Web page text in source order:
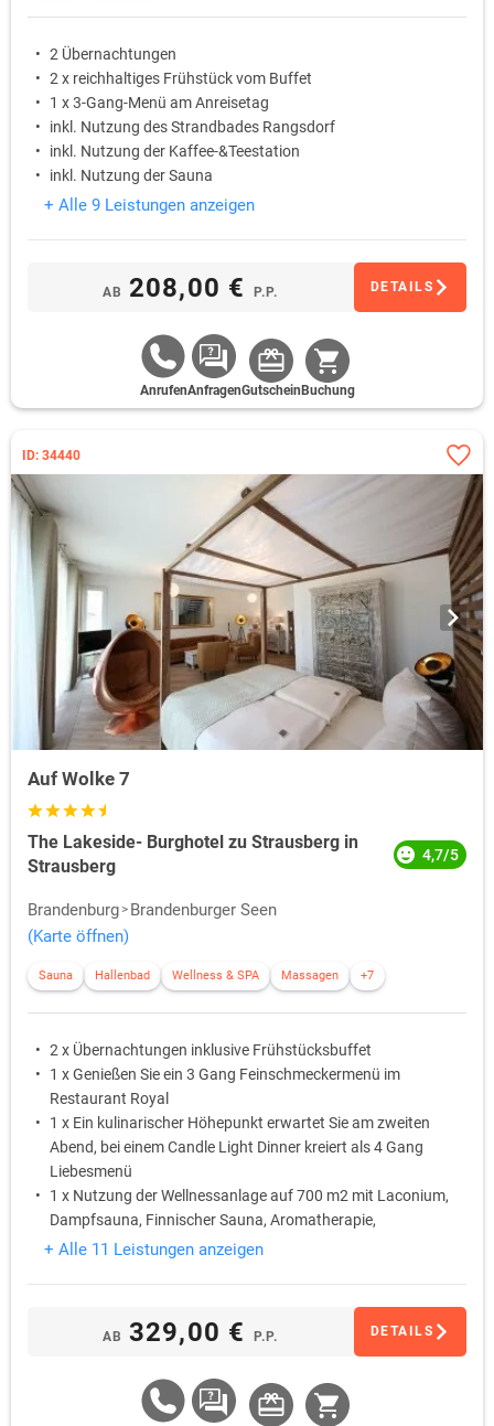
2 Übernachtungen
2 x reichhaltiges Frühstück vom Buffet
1 x 3-Gang-Menü am Anreisetag
inkl. Nutzung des Strandbades Rangsdorf
inkl. Nutzung der Kaffee-&Teestation
inkl. Nutzung der Sauna
+ Alle 9 Leistungen anzeigen
AB 208,00 € P.P. DETAILS
AnrufenAnfragenGutschein Buchung
ID: 34440
Auf Wolke 7
The Lakeside- Burghotel zu Strausberg in
Strausberg
4,7/5
Brandenburg
Brandenburger Seen
(Karte öffnen)
Sauna Hallenbad Wellness & SPA Massagen +7
2 x Übernachtungen inklusive Frühstücksbuffet
1 x Genießen Sie ein 3 Gang Feinschmeckermenü im
Restaurant Royal
1 x Ein kulinarischer Höhepunkt erwartet Sie am zweiten
Abend, bei einem Candle Light Dinner kreiert als 4 Gang
Liebesmenü
1 x Nutzung der Wellnessanlage auf 700 m2 mit Laconium,
Dampfsauna, Finnischer Sauna, Aromatherapie,
Schwimmbad und Erlebnisduschen sowie SPA.
romantischer Musik, Champagner und Früchten
1 x Willkommenspräsent
+ Alle 11 Leistungen anzeigen
AB 329,00 € P.P. DETAILS